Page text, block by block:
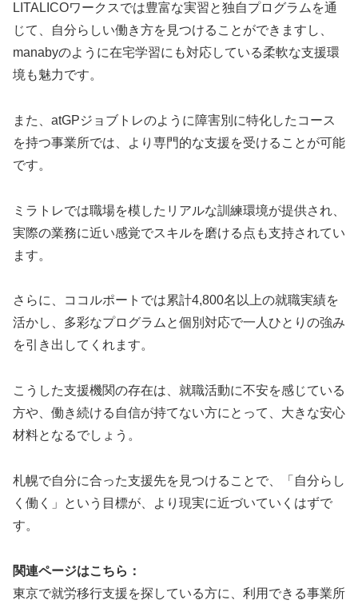
LITALICOワークスでは豊富な実習と独自プログラムを通
じて、自分らしい働き方を見つけることができますし、
manabyのように在宅学習にも対応している柔軟な支援環
境も魅力です。
また、atGPジョブトレのように障害別に特化したコース
を持つ事業所では、より専門的な支援を受けることが可能
です。
ミラトレでは職場を模したリアルな訓練環境が提供され、
実際の業務に近い感覚でスキルを磨ける点も支持されてい
ます。
さらに、ココルポートでは累計4,800名以上の就職実績を
活かし、多彩なプログラムと個別対応で一人ひとりの強み
を引き出してくれます。
こうした支援機関の存在は、就職活動に不安を感じている
方や、働き続ける自信が持てない方にとって、大きな安心
材料となるでしょう。
札幌で自分に合った支援先を見つけることで、「自分らし
く働く」という目標が、より現実に近づいていくはずで
す。
関連ページはこちら：
東京で就労移行支援を探している方に、利用できる事業所